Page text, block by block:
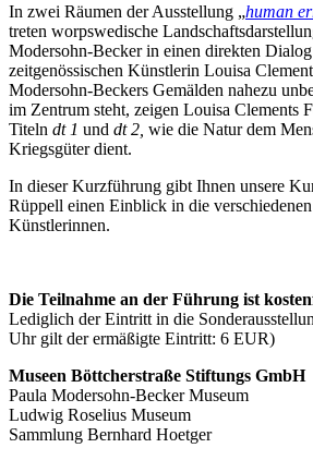
In zwei Räumen der Ausstellung „human
treten worpswedische
Modersohn-Becker in einen direkten
zeitgenössischen Künstlerin Louisa
Modersohn-Beckers Gemälden nahezu
im Zentrum steht, zeigen Louisa Clements
Titeln dt 1 und dt 2, wie die Natur dem
Kriegsgüter dient.
In dieser Kurzführung gibt Ihnen unsere
Rüppell einen Einblick in die
Künstlerinnen.
Die Teilnahme an der Führung ist
Lediglich der Eintritt in die
Uhr gilt der ermäßigte Eintritt: 6 EUR)
Museen Böttcherstraße Stiftungs GmbH
Paula Modersohn-Becker Museum
Ludwig Roselius Museum
Sammlung Bernhard Hoetger